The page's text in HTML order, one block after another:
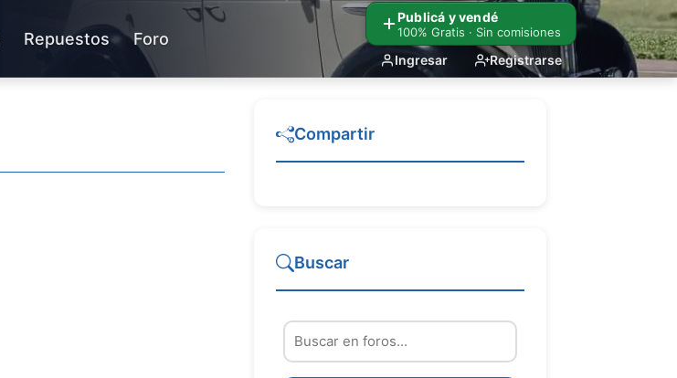
Publicá y vendé
100% Gratis · Sin comisiones
Ingresar Registrarse
Repuestos Foro
Compartir
Buscar